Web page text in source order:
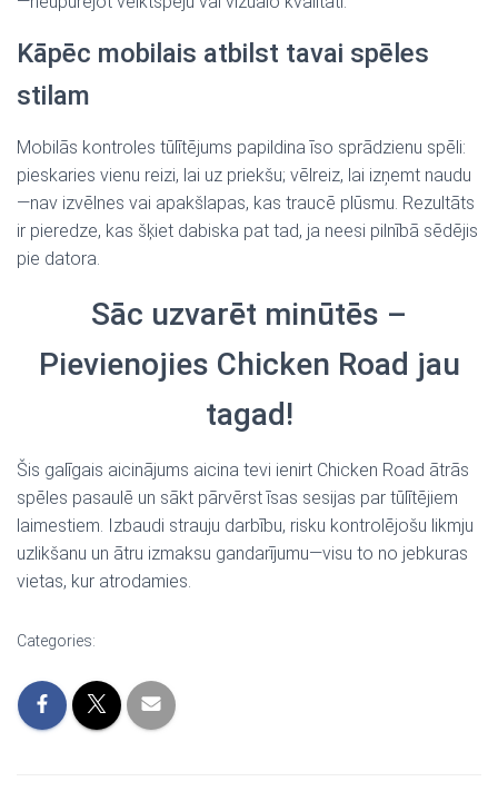
Kāpēc mobilais atbilst tavai spēles
stilam
Mobilās kontroles tūlītējums papildina īso sprādzienu spēli:
pieskaries vienu reizi, lai uz priekšu; vēlreiz, lai izņemt naudu
—nav izvēlnes vai apakšlapas, kas traucē plūsmu. Rezultāts
ir pieredze, kas šķiet dabiska pat tad, ja neesi pilnībā sēdējis
pie datora.
Sāc uzvarēt minūtēs –
Pievienojies Chicken Road jau
tagad!
Šis galīgais aicinājums aicina tevi ienirt Chicken Road ātrās
spēles pasaulē un sākt pārvērst īsas sesijas par tūlītējiem
laimestiem. Izbaudi strauju darbību, risku kontrolējošu likmju
uzlikšanu un ātru izmaksu gandarījumu—visu to no jebkuras
vietas, kur atrodamies.
Categories: